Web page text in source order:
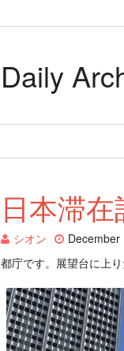
Daily
日本滞在
シオン
都庁です。展望台に上